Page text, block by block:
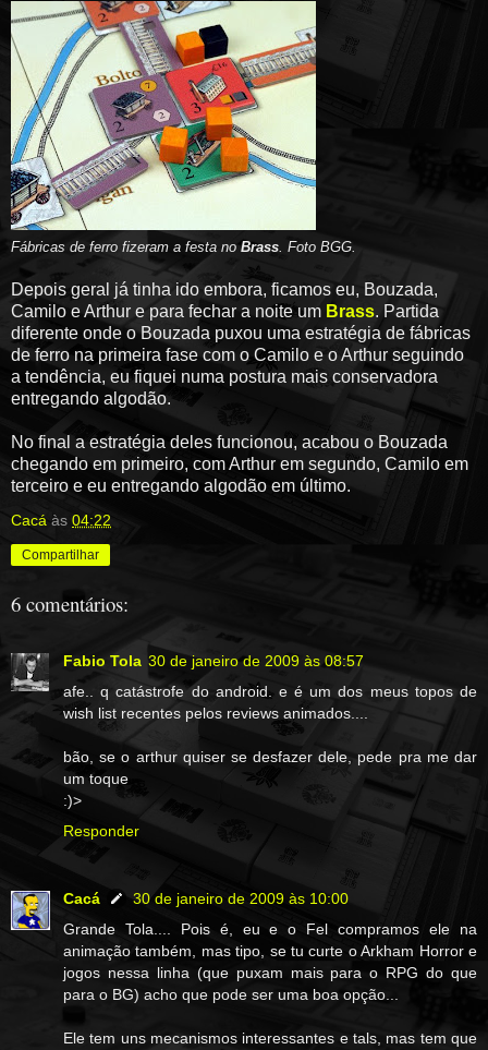
Fábricas de ferro fizeram a festa noBrass . Foto BGG.
Depois geral já tinha ido embora, ficamos eu, Bouzada,
Camilo e Arthur e para fechar a noite um Brass. Partida
diferente onde o Bouzada puxou uma estratégia de fábricas
de ferro na primeira fase com o Camilo e o Arthur seguindo
a tendência, eu fiquei numa postura mais conservadora
entregando algodão.
No final a estratégia deles funcionou, acabou o Bouzada
chegando em primeiro, com Arthur em segundo, Camilo em
terceiro e eu entregando algodão em último.
Cacá às 04:22
Compartilhar
6 comentários:
Fabio Tola 30 de janeiro de 2009 às 08:57
afe.. q catástrofe do android. e é um dos meus topos de
wish list recentes pelos reviews animados....
bão, se o arthur quiser se desfazer dele, pede pra me dar
um toque
:)>
Responder
Cacá
30 de janeiro de 2009 às 10:00
Grande Tola.... Pois é, eu e o Fel compramos ele na
animação também, mas tipo, se tu curte o Arkham Horror e
jogos nessa linha (que puxam mais para o RPG do que
para o BG) acho que pode ser uma boa opção...
Ele tem uns mecanismos interessantes e tals, mas tem que